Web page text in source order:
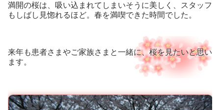
満開の桜は、吸い込まれてしまいそうに美しく、スタッフ
もしばし見惚れるほど。春を満喫できた時間でした。
来年も患者さまやご家族さまと一緒に、桜を見たいと思い
ます。